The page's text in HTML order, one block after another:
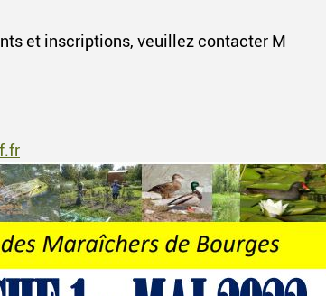
et inscriptions, veuillez contacter M